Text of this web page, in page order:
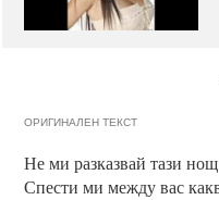
ОРИГИНАЛЕН ТЕКСТ
Не ми разказвай тази нощ
Спести ми между вас